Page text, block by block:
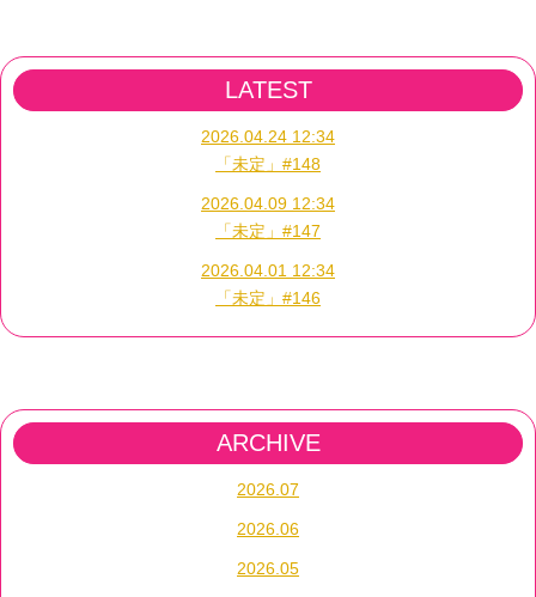
LATEST
2026.04.24 12:34
「未定」#148
2026.04.09 12:34
「未定」#147
2026.04.01 12:34
「未定」#146
ARCHIVE
2026.07
2026.06
2026.05